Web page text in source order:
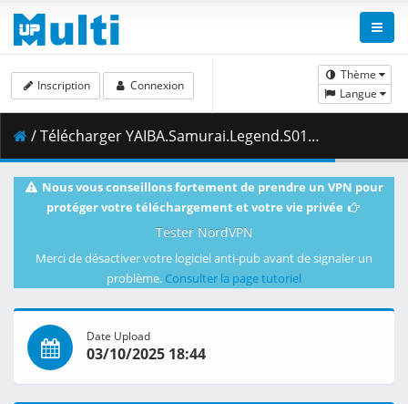
Thème
Langue
Inscription Connexion
/ Télécharger YAIBA.Samurai.Legend.S01E24.The.Lunar.Invaders.1080p.AMZN.WEB-DL.AAC2.0.H.264-VARYG.mkv.002 ( 407.16 MB )
Nous vous conseillons fortement de prendre un VPN pour
protéger votre téléchargement et votre vie privée
Tester NordVPN
Merci de désactiver votre logiciel anti-pub avant de signaler un
problème. Consulter la page tutoriel
Date Upload
03/10/2025 18:44